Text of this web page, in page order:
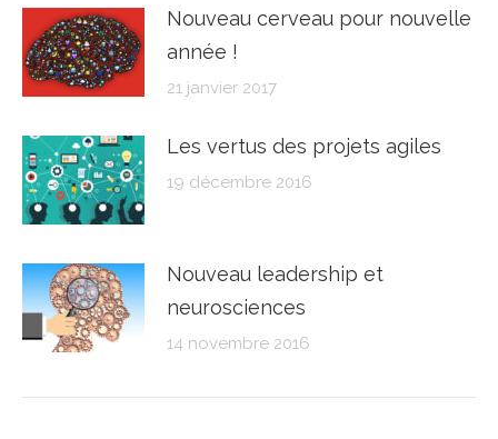
Nouveau cerveau pour nouvelle
année !
21 janvier 2017
Les vertus des projets agiles
19 décembre 2016
Nouveau leadership et
neurosciences
14 novembre 2016